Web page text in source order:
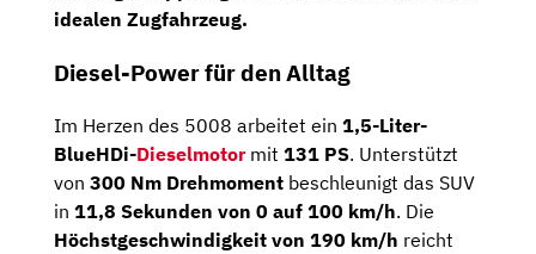
idealen Zugfahrzeug.
Diesel-Power für den Alltag
Im Herzen des 5008 arbeitet ein 1,5-Liter-
BlueHDi-Dieselmotormit 131 PS. Unterstützt
von 300 Nm Drehmoment beschleunigt das SUV
in 11,8 Sekunden von 0 auf 100 km/h. Die
Höchstgeschwindigkeit von 190 km/h reicht